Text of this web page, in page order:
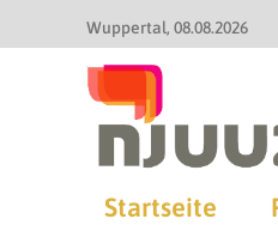
Wuppertal 08.08.2026
Startseite